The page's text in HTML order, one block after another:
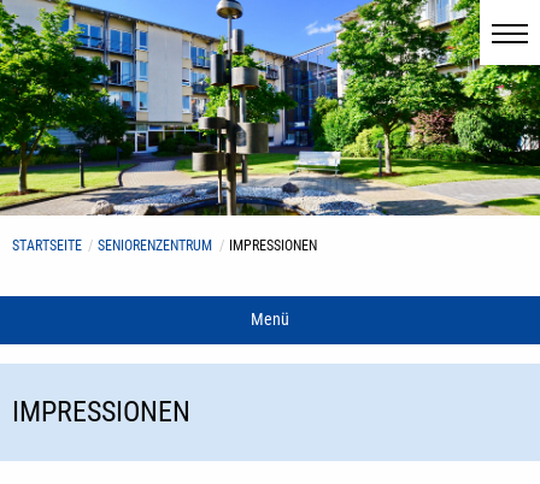
STARTSEITE SENIORENZENTRUM IMPRESSIONEN
Menü
IMPRESSIONEN